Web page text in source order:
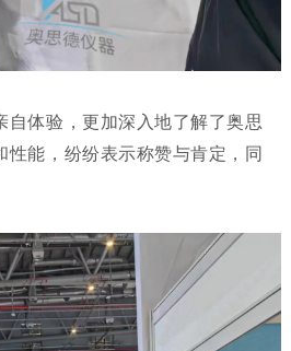
自体验，更加深入地了解了奥思
性能，纷纷表示称赞与肯定，同